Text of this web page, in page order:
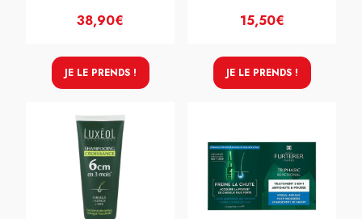
38,90€
JE LE PRENDS !
15,50€
JE LE PRENDS !